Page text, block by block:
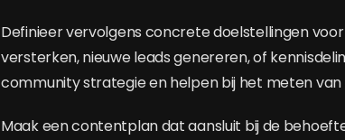
Definieer vervolgens concrete doelstellingen
versterken, nieuwe leads genereren, of
community strategie en helpen bij het meten van
Maak een contentplan dat aansluit bij de